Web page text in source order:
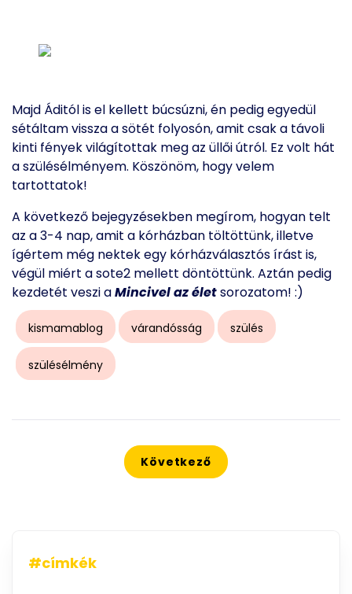
Majd Áditól is el kellett búcsúzni, én pedig egyedül
sétáltam vissza a sötét folyosón, amit csak a távoli
kinti fények világítottak meg az üllői útról. Ez volt hát
a szülésélményem. Köszönöm, hogy velem
tartottatok!
A következő bejegyzésekben megírom, hogyan telt
az a 3-4 nap, amit a kórházban töltöttünk, illetve
ígértem még nektek egy kórházválasztós írást is,
végül miért a sote2 mellett döntöttünk. Aztán pedig
kezdetét veszi aMincivel az életsorozatom! :)
kismamablog várandósság szülés
szülésélmény
Következő cikk: Szülésélmény -
Következő
#címkék